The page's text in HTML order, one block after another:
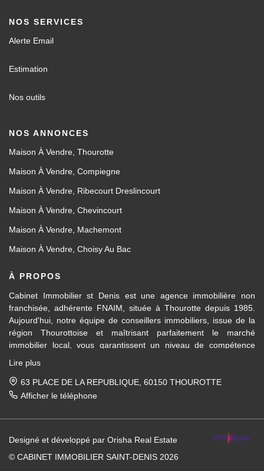
NOS SERVICES
Alerte Email
Estimation
Nos outils
NOS ANNONCES
Maison À Vendre, Thourotte
Maison À Vendre, Compiegne
Maison À Vendre, Ribecourt Dreslincourt
Maison À Vendre, Chevincourt
Maison À Vendre, Machemont
Maison À Vendre, Choisy Au Bac
À PROPOS
Cabinet Immobilier st Denis est une agence immobilière non
franchisée, adhérente FNAIM, située à Thourotte depuis 1985.
Aujourd'hui, notre équipe de conseillers immobiliers, issue de la
région Thourottoise et maîtrisant parfaitement le marché
immobilier local, vous garantissent un niveau de compétence
immobilière ainsi qu'en location et gestion.
Des formations régulières dispensées en interne et par la FNAIM,
Pour la vente de votre maison, appartement, terrain, immeuble
entre Ressons-sur-Matz et Attichy et sur tous les villages et
communes entre Compiègne et Noyon, nous mettons notre
Lire plus
63 PLACE DE LA REPUBLIQUE, 60150 THOUROTTE
Afficher le téléphone
Designé et développé par Orisha Real Estate
© CABINET IMMOBILIER SAINT-DENIS 2026